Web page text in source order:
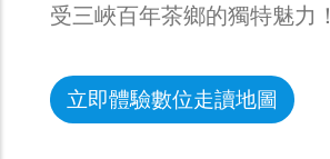
受三峽百年茶鄉的獨特魅力！
立即體驗數位走讀地圖